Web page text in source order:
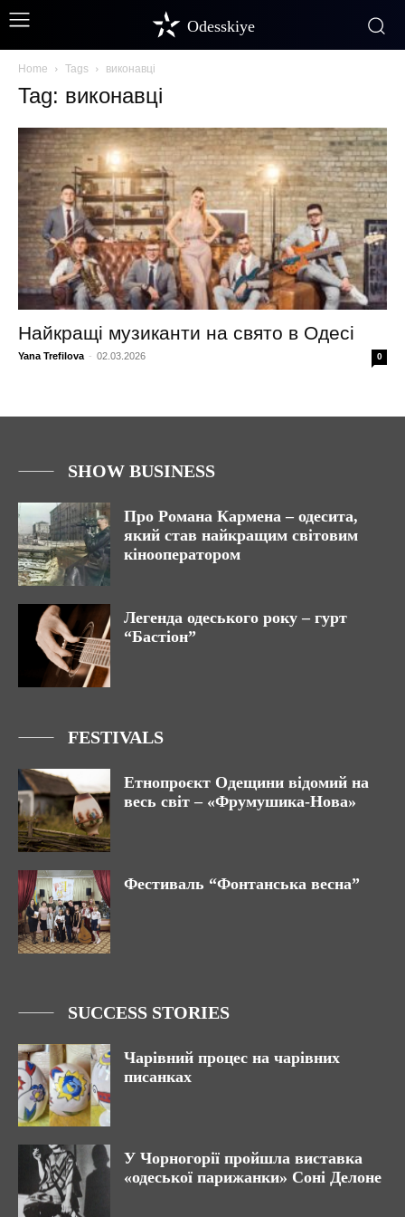
Odesskiye
Home Tags виконавці
Tag: виконавці
Найкращі музиканти на свято в Одесі
Yana Trefilova - 02.03.2026 0
SHOW BUSINESS
Про Романа Кармена – одесита,
який став найкращим світовим
кінооператором
Легенда одеського року – гурт
“Бастіон”
FESTIVALS
Етнопроєкт Одещини відомий на
весь світ – «Фрумушика-Нова»
Фестиваль “Фонтанська весна”
SUCCESS STORIES
Чарівний процес на чарівних
писанках
У Чорногорії пройшла виставка
«одеської парижанки» Соні Делоне